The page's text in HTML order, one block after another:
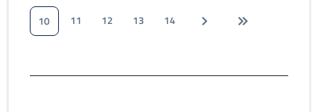
10
11 12 13 14